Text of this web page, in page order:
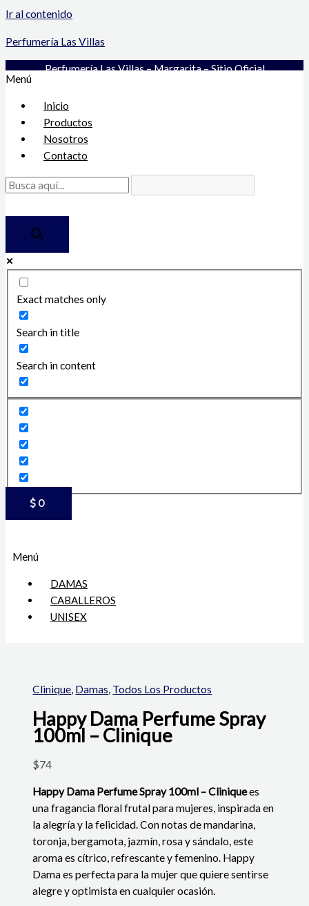
Ir al contenido
Perfumería Las Villas
Perfumería Las Villas – Margarita – Sitio Oficial
Menú
Inicio
Productos
Nosotros
Contacto
Exact matches only
Search in title
Search in content
$ 0
Menú
DAMAS
CABALLEROS
UNISEX
Clinique, Damas, Todos Los Productos
Happy Dama Perfume Spray
100ml – Clinique
$74
Happy Dama Perfume Spray 100ml – Cliniquees
una fragancia floral frutal para mujeres, inspirada en
la alegría y la felicidad. Con notas de mandarina,
toronja, bergamota, jazmín, rosa y sándalo, este
aroma es cítrico, refrescante y femenino. Happy
Dama es perfecta para la mujer que quiere sentirse
alegre y optimista en cualquier ocasión.